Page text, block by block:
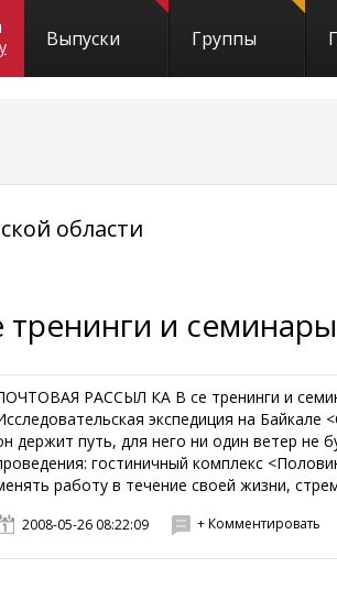
Выпуски Группы
области
тренинги и
РАССЫЛ КА В се тренинги и
экспедиция на Байкале
держит путь, для него ни один ветер не
гостиничный комплекс
работу в течение своей жизни,
2008-05-26 08:22:09 + Комментировать